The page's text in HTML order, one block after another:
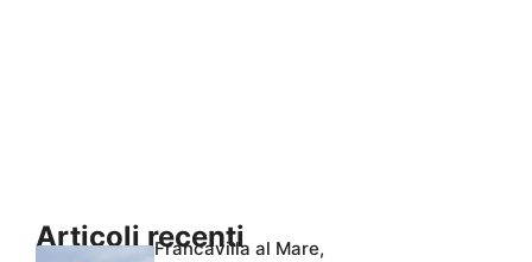
Articoli recenti
Francavilla al Mare,